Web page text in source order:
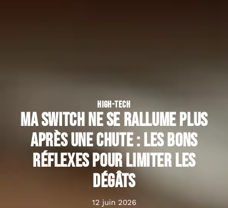
HIGH-TECH
Ma Switch ne se rallume plus
après une chute : les bons
réflexes pour limiter les
dégâts
12 juin 2026